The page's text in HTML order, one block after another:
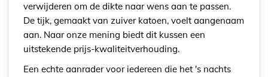
verwijderen om de dikte naar wens aan te passen.
De tijk, gemaakt van zuiver katoen, voelt aangenaam
aan. Naar onze mening biedt dit kussen een
uitstekende prijs-kwaliteitverhouding.
Een echte aanrader voor iedereen die het 's nachts